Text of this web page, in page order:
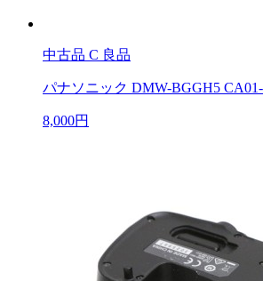
中古品 C 良品
パナソニック DMW-BGGH5
8,000円